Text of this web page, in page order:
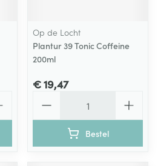
Op de Locht
Plantur 39 Tonic Coffeine
200ml
€ 19,47
Bestel